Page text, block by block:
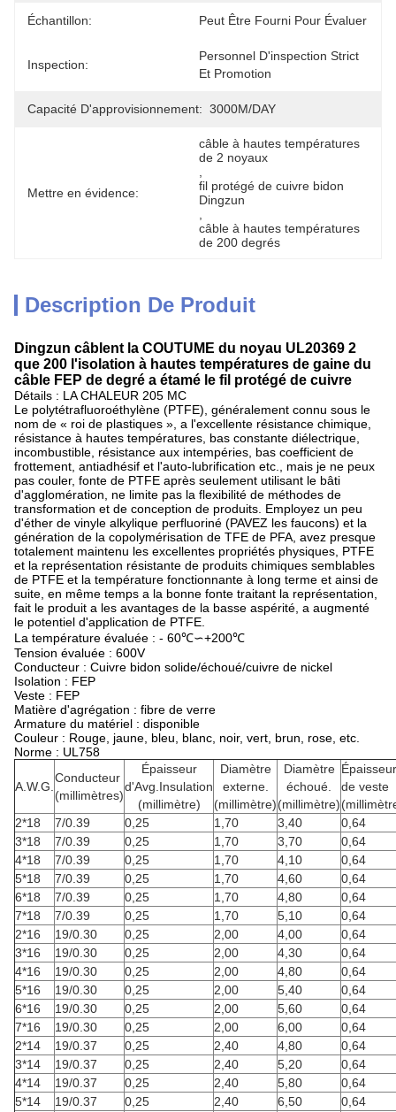
Échantillon: Peut Être Fourni Pour Évaluer
Inspection:
Personnel D'inspection Strict
Et Promotion
Capacité D'approvisionnement: 3000M/DAY
Mettre en évidence:
câble à hautes températures
de 2 noyaux
fil protégé de cuivre bidon
Dingzun
câble à hautes températures
de 200 degrés
Description De Produit
Dingzun câblent la COUTUME du noyau UL20369 2
que 200 l'isolation à hautes températures de gaine du
câble FEP de degré a étamé le fil protégé de cuivre
Détails : LA CHALEUR 205 MC
Le polytétrafluoroéthylène (PTFE), généralement connu sous le
nom de « roi de plastiques », a l'excellente résistance chimique,
résistance à hautes températures, bas constante diélectrique,
incombustible, résistance aux intempéries, bas coefficient de
frottement, antiadhésif et l'auto-lubrification etc., mais je ne peux
pas couler, fonte de PTFE après seulement utilisant le bâti
d'agglomération, ne limite pas la flexibilité de méthodes de
transformation et de conception de produits. Employez un peu
d'éther de vinyle alkylique perfluoriné (PAVEZ les faucons) et la
génération de la copolymérisation de TFE de PFA, avez presque
totalement maintenu les excellentes propriétés physiques, PTFE
et la représentation résistante de produits chimiques semblables
de PTFE et la température fonctionnante à long terme et ainsi de
suite, en même temps a la bonne fonte traitant la représentation,
fait le produit a les avantages de la basse aspérité, a augmenté
le potentiel d'application de PTFE.
La température évaluée : - 60℃∽+200℃
Tension évaluée : 600V
Conducteur : Cuivre bidon solide/échoué/cuivre de nickel
Isolation : FEP
Veste : FEP
Matière d'agrégation : fibre de verre
Armature du matériel : disponible
Couleur : Rouge, jaune, bleu, blanc, noir, vert, brun, rose, etc.
Norme : UL758
A.W.G.
Conducteur
(millimètres)
Épaisseur
d'Avg.Insulation
(millimètre)
Diamètre
externe.
(millimètre)
Diamètre
échoué.
(millimètre)
Épaisseur
de veste
2*18
7/0.39 0,25 1,70 3,40
0,64
3*18
7/0.39 0,25 1,70 3,70
0,64
4*18
7/0.39 0,25 1,70 4,10
0,64
5*18
7/0.39 0,25 1,70 4,60
0,64
6*18
7/0.39 0,25 1,70 4,80
0,64
7*18
7/0.39 0,25 1,70 5,10
0,64
2*16
19/0.30 0,25 2,00 4,00
0,64
3*16
19/0.30 0,25 2,00 4,30
0,64
4*16
19/0.30 0,25 2,00 4,80
0,64
5*16
19/0.30 0,25 2,00 5,40
0,64
6*16
19/0.30 0,25 2,00 5,60
0,64
7*16
19/0.30 0,25 2,00 6,00
0,64
2*14
19/0.37 0,25 2,40 4,80
0,64
3*14
19/0.37 0,25 2,40 5,20
0,64
4*14
19/0.37 0,25 2,40 5,80
0,64
5*14
19/0.37 0,25 2,40 6,50
0,64